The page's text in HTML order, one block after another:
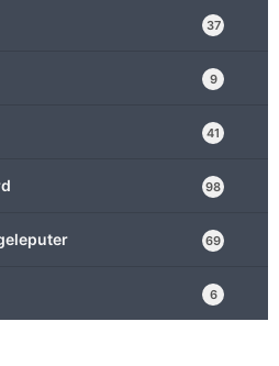
37
9
41
98
69
6